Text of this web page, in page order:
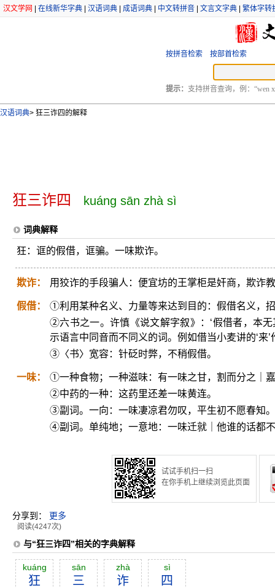
汉文学网 在线新华字典 汉语词典 成语词典 中文转拼音 文言文字典 繁体字转
按拼音检索 按部首检索
提示： 支持拼音查询，例：“wen
汉语词典> 狂三诈四的解释
狂三诈四 kuáng sān zhà sì
词典解释
狂：诓的假借，诓骗。一味欺诈。
欺诈： 用狡诈的手段骗人：便宜坊的王掌柜是奸商，欺诈
假借：
①利用某种名义、力量等来达到目的：假借名义，
②六书之一。许慎《说文解字叙》：‘假借者，本
示语言中同音而不同义的词。例如借当小麦讲的‘来’
③〈书〉宽容：针砭时弊，不稍假借。
一味：
①一种食物；一种滋味：有一味之甘，割而分之｜
②中药的一种：这药里还差一味黄连。
③副词。一向：一味凄凉君勿叹，平生初不愿春知。
④副词。单纯地；一意地：一味迁就｜他谁的话都
试试手机扫一扫
在你手机上继续浏览此页面
分享到： 更多
阅读(4247次)
与“狂三诈四”相关的字典解释
kuáng
狂
sān
三
zhà
诈
sì
四